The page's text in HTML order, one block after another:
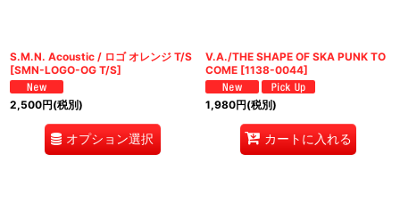
S.M.N. Acoustic / ロゴ オレンジ T/S
[SMN-LOGO-OG T/S]
2,500円(税別)
オプション選択
V.A./THE SHAPE OF SKA PUNK TO
COME [1138-0044]
1,980円(税別)
カートに入れる